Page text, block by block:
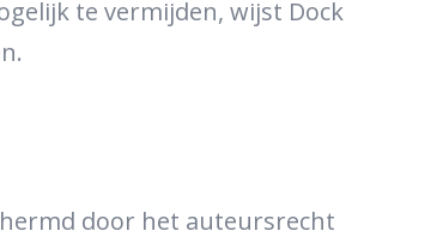
te vermijden, wijst Dock
door het auteursrecht